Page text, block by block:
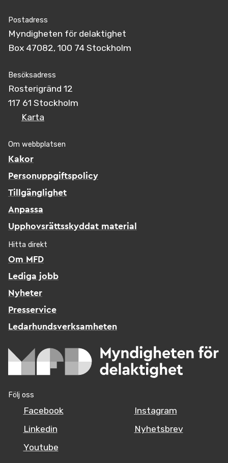
Postadress
Myndigheten för delaktighet
Box 47082, 100 74 Stockholm
Besöksadress
Rosterigränd 12
117 61 Stockholm
Karta
Om webbplatsen
Kakor
Personuppgiftspolicy
Tillgänglighet
Anpassa
Upphovsrättsskyddat material
Hitta direkt
Om MFD
Lediga jobb
Nyheter
Presservice
Ledarhundsverksamheten
Följ oss
Facebook
Linkedin
Youtube
Instagram
Nyhetsbrev